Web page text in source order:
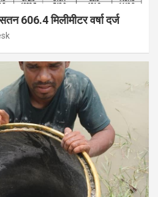
606.4 मिलीमीटर वर्षा दर्ज